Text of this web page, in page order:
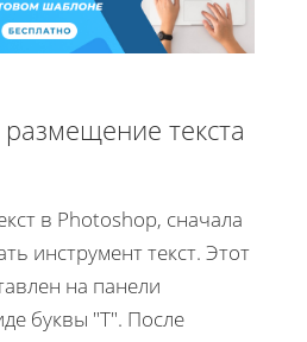
текста
в Photoshop, сначала
инструмент текст. Этот
на панели
буквы "Т". После